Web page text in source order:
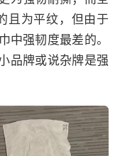
且为平纹，但由于
中强韧度最差的。
品牌或说杂牌是强